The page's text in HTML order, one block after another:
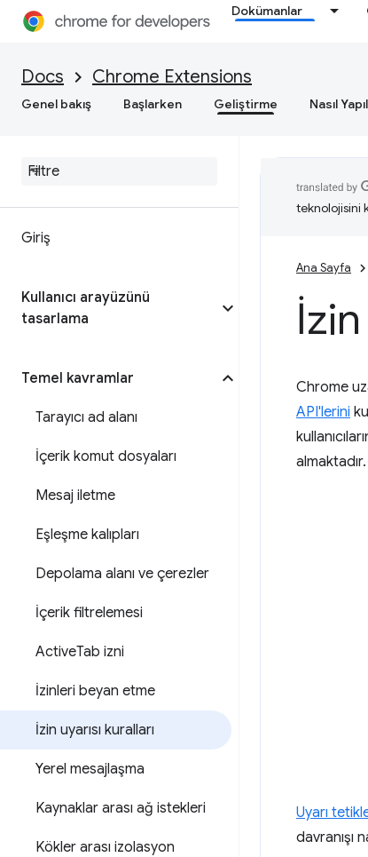
Dokümanlar
Docs Chrome Extensions
Genel bakış Başlarken Geliştirme Nasıl
Giriş
Kullanıcı arayüzünü
tasarlama
Temel kavramlar
Tarayıcı ad alanı
İçerik komut dosyaları
Mesaj iletme
Eşleşme kalıpları
Depolama alanı ve çerezler
İçerik filtrelemesi
ActiveTab izni
İzinleri beyan etme
İzin uyarısı kuralları
Yerel mesajlaşma
Kaynaklar arası ağ istekleri
Kökler arası izolasyon
teknolojisini
Ana Sayfa
İzin
Chrome
API'lerini
Uyarı
davranışı